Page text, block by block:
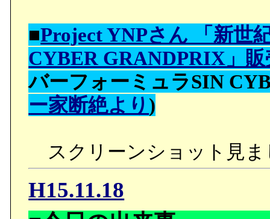
■Project YNPさん 「新世
CYBER GRANDPRIX」販
バーフォーミュラSIN
ー家断絶より )
スクリーンショット見ま
H15.11.18